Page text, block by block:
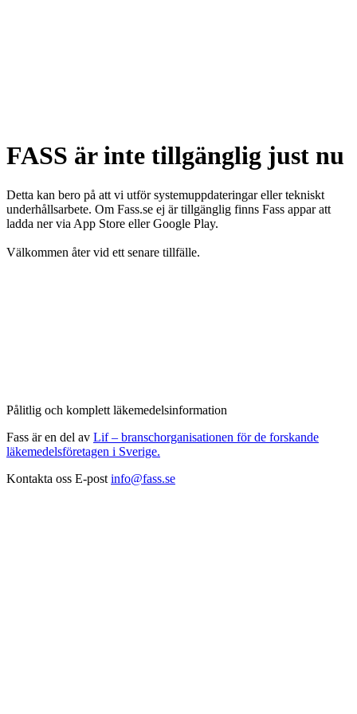
FASS är inte tillgänglig just nu
Detta kan bero på att vi utför systemuppdateringar eller tekniskt
underhållsarbete. Om Fass.se ej är tillgänglig finns Fass appar att
ladda ner via App Store eller Google Play.
Välkommen åter vid ett senare tillfälle.
Pålitlig och komplett läkemedelsinformation
Fass är en del av Lif – branschorganisationen för de forskande
läkemedelsföretagen i Sverige.
Kontakta oss E-post info@fass.se